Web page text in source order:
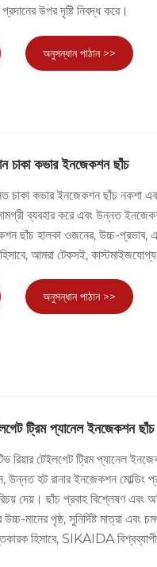
উপর দৃষ্টি নিবদ্ধ করে।
অনুসন্ধান পাঠান >>
চাকা কভার ইনজেকশন ছাঁচ
চাকা কভার ইনজেকশন ছাঁচ নকশা
ব্যবহার করে এবং উন্নত
ছাঁচ হালকা ওজনের, উচ্চ-প্রভাব,
আমরা টেকসই, কাস্টমাইজযোগ্য
অনুসন্ধান পাঠান >>
ট্রিম প্যানেল ইনজেকশন ছাঁচ
টেইলগেট ট্রিম প্যানেল
উন্নত হট রানার ইনজেকশন মোল্ডিং
দেয়। ছাঁচ প্রবাহ বিশ্লেষণ এবং
মানের পৃষ্ঠ, সুনির্দিষ্ট মাত্রা এবং
হিসাবে, SIKAIDA বিশ্বব্যাপী